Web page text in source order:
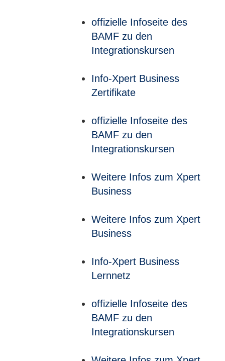
offizielle Infoseite des
BAMF zu den
Integrationskursen
Info-Xpert Business
Zertifikate
offizielle Infoseite des
BAMF zu den
Integrationskursen
Weitere Infos zum Xpert
Business
Weitere Infos zum Xpert
Business
Info-Xpert Business
Lernnetz
offizielle Infoseite des
BAMF zu den
Integrationskursen